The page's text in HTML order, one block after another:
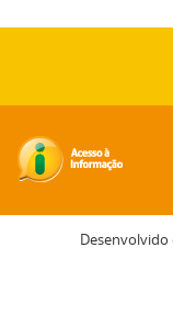
Desenvolvido